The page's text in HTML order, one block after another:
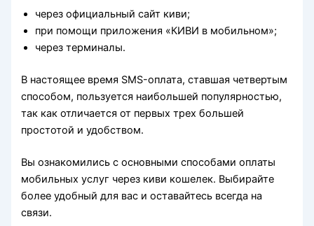
через официальный сайт киви;
при помощи приложения «КИВИ в мобильном»;
через терминалы.
В настоящее время SMS-оплата, ставшая четвертым
способом, пользуется наибольшей популярностью,
так как отличается от первых трех большей
простотой и удобством.
Вы ознакомились с основными способами оплаты
мобильных услуг через киви кошелек. Выбирайте
более удобный для вас и оставайтесь всегда на
связи.